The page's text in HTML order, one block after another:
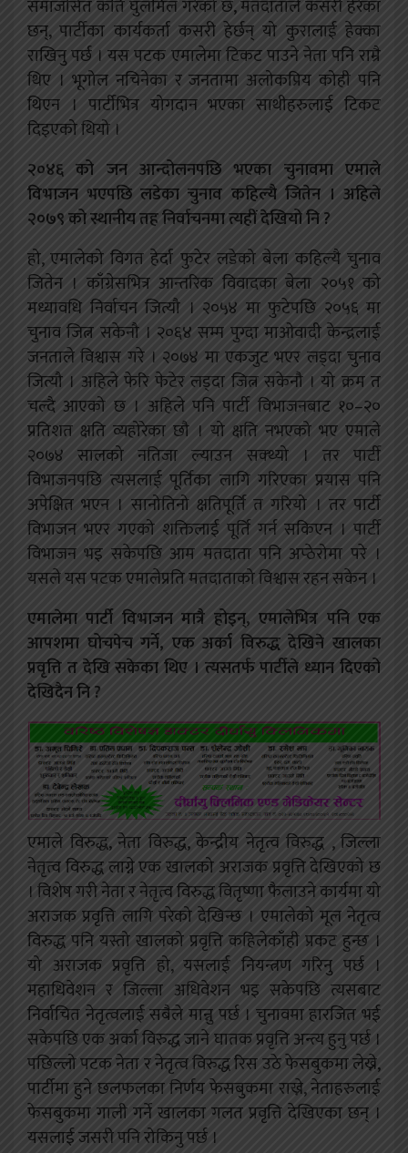
समाजसित कति घुलमिल गरेको छ, मतदाताले कसरी हेरेका
छन्, पार्टीका कार्यकर्ता कसरी हेर्छन् यो कुरालाई हेक्का
राखिनु पर्छ । यस पटक एमालेमा टिकट पाउने नेता पनि राम्रै
थिए । भूगोल नचिनेका र जनतामा अलोकप्रिय कोही पनि
थिएन । पार्टीभित्र योगदान भएका साथीहरुलाई टिकट
दिइएको थियो ।
२०४६ को जन आन्दोलनपछि भएका चुनावमा एमाले
विभाजन भएपछि लडेका चुनाव कहिल्यै जितेन । अहिले
२०७९ को स्थानीय तह निर्वाचनमा त्यहीं देखियो नि ?
हो, एमालेको विगत हेर्दा फुटेर लडेको बेला कहिल्यै चुनाव
जितेन । काँग्रेसभित्र आन्तरिक विवादका बेला २०५१ को
मध्यावधि निर्वाचन जित्यौ । २०५४ मा फुटेपछि २०५६ मा
चुनाव जित्न सकेनौ । २०६४ सम्म पुग्दा माओवादी केन्द्रलाई
जनताले विश्वास गरे । २०७४ मा एकजुट भएर लड्दा चुनाव
जित्यौ । अहिले फेरि फेटेर लड्दा जित्न सकेनौ । यो क्रम त
चल्दै आएको छ । अहिले पनि पार्टी विभाजनबाट १०–२०
प्रतिशत क्षति व्यहोरेका छौ । यो क्षति नभएको भए एमाले
२०७४ सालको नतिजा ल्याउन सक्थ्यो । तर पार्टी
विभाजनपछि त्यसलाई पूर्तिका लागि गरिएका प्रयास पनि
अपेक्षित भएन । सानोतिनो क्षतिपूर्ति त गरियो । तर पार्टी
विभाजन भएर गएको शक्तिलाई पूर्ति गर्न सकिएन । पार्टी
विभाजन भइ सकेपछि आम मतदाता पनि अप्ठेरोमा परे ।
यसले यस पटक एमालेप्रति मतदाताको विश्वास रहन सकेन ।
एमालेमा पार्टी विभाजन मात्रै होइन्, एमालेभित्र पनि एक
आपशमा घोचपेच गर्ने, एकअर्का विरुद्ध देखिने खालका
प्रवृत्ति त देखि सकेका थिए । त्यसतर्फ पार्टीले ध्यान दिएको
देखिदैन नि ?
एमाले विरुद्ध, नेता विरुद्ध, केन्द्रीय नेतृत्व विरुद्ध , जिल्ला
नेतृत्व विरुद्ध लाग्ने एक खालको अराजक प्रवृत्ति देखिएको छ
। विशेष गरी नेता र नेतृत्व विरुद्ध वितृष्णा फैलाउने कार्यमा यो
अराजक प्रवृत्ति लागि परेको देखिन्छ । एमालेको मूल नेतृत्व
विरुद्ध पनि यस्तो खालको प्रवृत्ति कहिलेकाँही प्रकट हुन्छ ।
यो अराजक प्रवृत्ति हो, यसलाई नियन्त्रण गरिनु पर्छ ।
महाधिवेशन र जिल्ला अधिवेशन भइ सकेपछि त्यसबाट
निर्वाचित नेतृत्वलाई सबैले मान्नु पर्छ । चुनावमा हारजित भई
सकेपछि एक अर्का विरुद्ध जाने घातक प्रवृत्ति अन्त्य हुनु पर्छ ।
पछिल्लो पटक नेता र नेतृत्व विरुद्ध रिस उठे फेसबुकमा लेख्ने,
पार्टीमा हुने छलफलका निर्णय फेसबुकमा राख्ने, नेताहरुलाई
फेसबुकमा गाली गर्ने खालका गलत प्रवृत्ति देखिएका छन् ।
यसलाई जसरी पनि रोकिनु पर्छ ।